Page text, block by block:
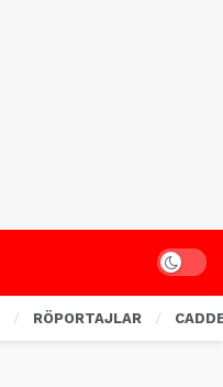
Dark
RÖPORTAJLAR